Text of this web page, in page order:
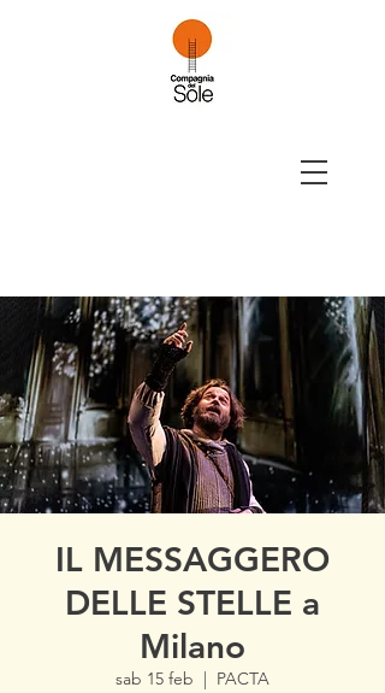
IL MESSAGGERO
DELLE STELLE a
Milano
sab 15 feb
  |
PACTA